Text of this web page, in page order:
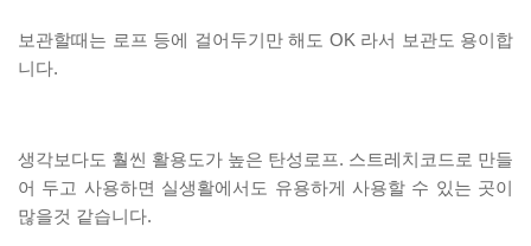
보관할때는 로프 등에 걸어두기만 해도 OK 라서 보관도 용이합
니다.
생각보다도 훨씬 활용도가 높은 탄성로프. 스트레치코드로 만들
어 두고 사용하면 실생활에서도 유용하게 사용할 수 있는 곳이
많을것 같습니다.